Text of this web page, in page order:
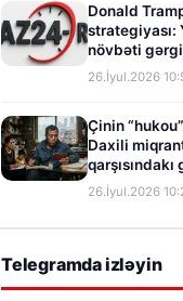
Donald
strategiyası:
növbəti
mərhələsi
26.İyul.2026
Çinin
Daxili
sədd
26.İyul.2026
Telegramda izləyin